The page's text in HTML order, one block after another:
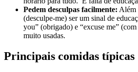
Pedem desculpas facilmente: Além
(desculpe-me) ser um sinal de
you” (obrigado) e “excuse me”
muito usadas.
Principais comidas típicas